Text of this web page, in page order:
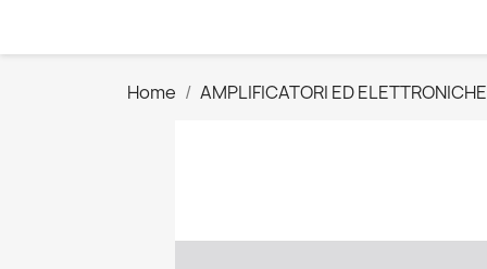
Home AMPLIFICATORI ED ELETTRONICHE